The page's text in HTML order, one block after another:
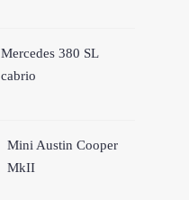
Mercedes 380 SL
cabrio
Mini Austin Cooper
MkII